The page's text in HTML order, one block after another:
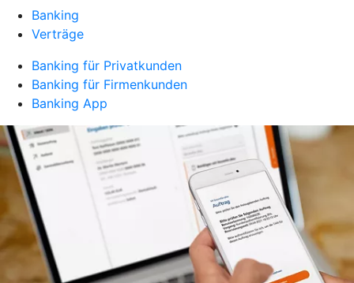
Banking
Verträge
Banking für Privatkunden
Banking für Firmenkunden
Banking App